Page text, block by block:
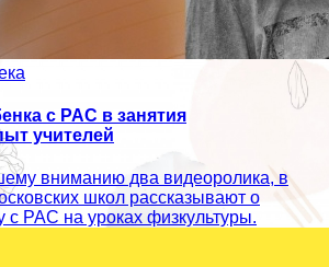
с РАС в занятия
учителей
вниманию два видеоролика, в
школ рассказывают о
с РАС на уроках физкультуры.